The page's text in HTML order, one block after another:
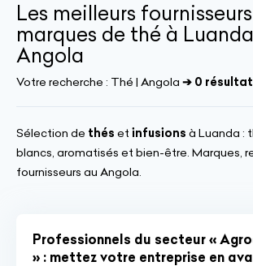
Les meilleurs
marques de thé à
Angola
Votre recherche : Thé | Angola ➔ 0
Sélection de thés et infusions à Luanda :
blancs, aromatisés et bien-être. Marques,
fournisseurs au Angola.
Professionnels du secteur «
» : mettez votre entreprise en